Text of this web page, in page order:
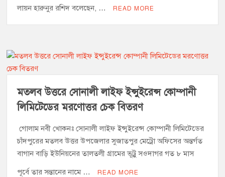
লায়ন হারুনুর রশিদ বলেছেন, … READ MORE
মতলব উত্তরে সোনালী লাইফ ইন্সুইরেন্স কোম্পানী
লিমিটেডের মরণোত্তর চেক বিতরণ
গোলাম নবী খোকনঃ সোনালী লাইফ ইন্সুইরেন্স কোম্পানী লিমিটেডের
চাঁদপুরের মতলব উত্তর উপজেলার সুজাতপুর মেট্রো অফিসের অন্তর্গত
বাগান বাড়ি ইউনিয়নের তালতলী গ্রামের ভূট্রু সওদাগর গত ৮ মাস
পূর্বে তার সন্তানের নামে … READ MORE